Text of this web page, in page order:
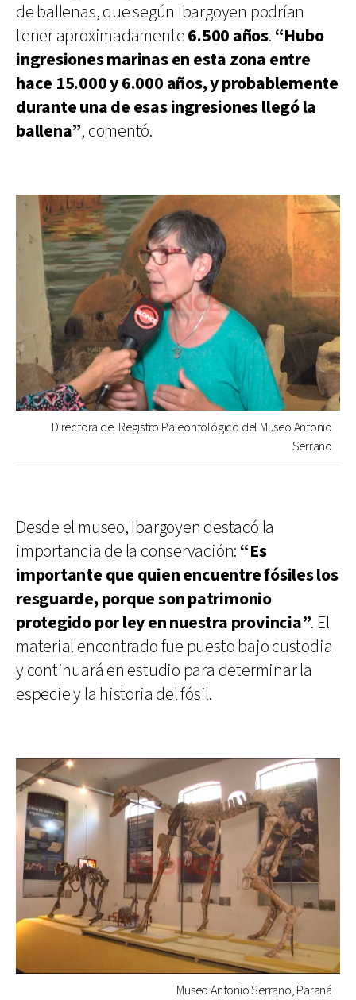
de ballenas, que según Ibargoyen podrían
tener aproximadamente6.500 años. “Hubo
ingresiones marinas en esta zona entre
hace 15.000 y 6.000 años, y probablemente
durante una de esas ingresiones llegó la
ballena”, comentó.
Directora del Registro Paleontológico del Museo Antonio
Serrano
Desde el museo, Ibargoyen destacó la
importancia de la conservación: “Es
importante que quien encuentre fósiles los
resguarde, porque son patrimonio
protegido por ley en nuestra provincia”. El
material encontrado fue puesto bajo custodia
y continuará en estudio para determinar la
especie y la historia del fósil.
Museo Antonio Serrano, Paraná